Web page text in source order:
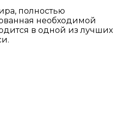
полностью
необходимой
в одной из лучших